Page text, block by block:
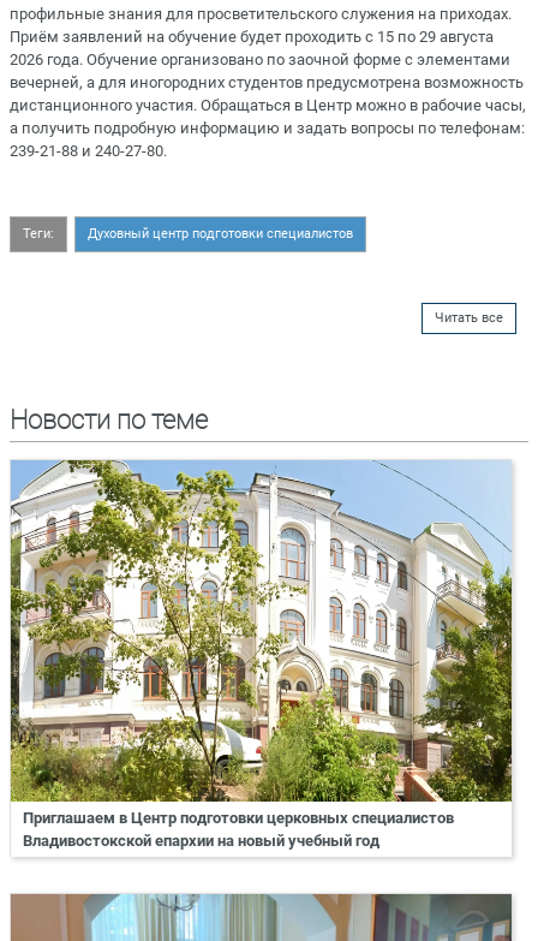
профильные знания для просветительского служения на приходах.
Приём заявлений на обучение будет проходить с 15 по 29 августа
2026 года. Обучение организовано по заочной форме с элементами
вечерней, а для иногородних студентов предусмотрена возможность
дистанционного участия. Обращаться в Центр можно в рабочие часы,
а получить подробную информацию и задать вопросы по телефонам:
239-21-88 и 240-27-80.
Теги: Духовный центр подготовки специалистов
Читать все
Новости по теме
Приглашаем в Центр подготовки церковных специалистов
Владивостокской епархии на новый учебный год